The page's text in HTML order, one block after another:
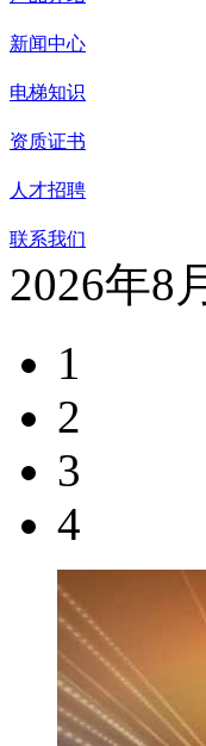
新闻中心
电梯知识
资质证书
人才招聘
联系我们
2026年8
1
2
3
4